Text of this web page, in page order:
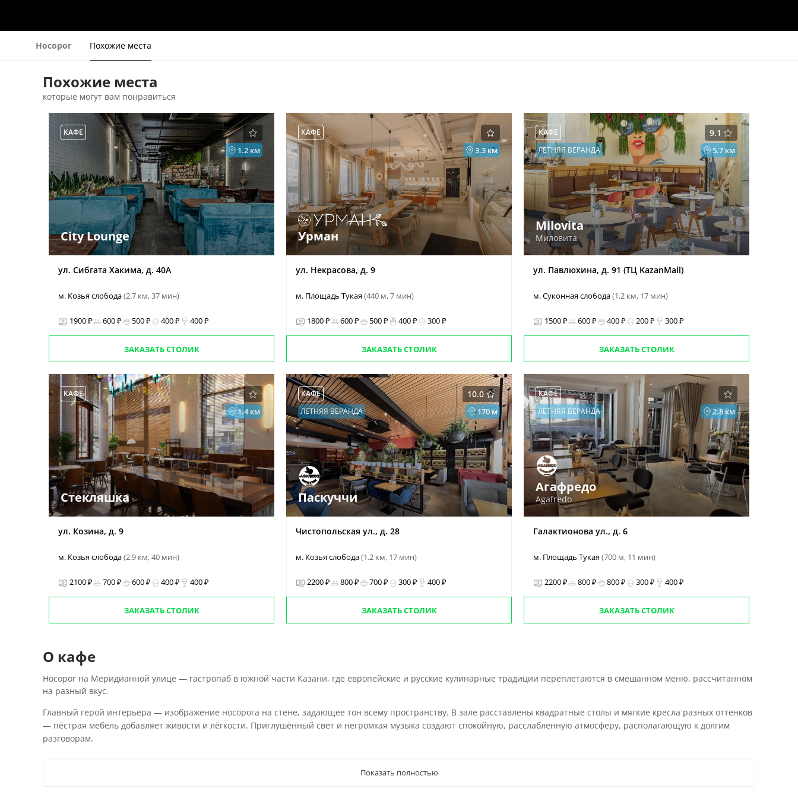
Носорог Похожие места
Похожие места
которые могут вам понравиться
КАФЕ
1.2 км
City Lounge
ул. Сибгата Хакима, д. 40А
м. Козья слобода(2.7 км, 37 мин)
1900 ₽ 600 ₽ 500 ₽ 400 ₽ 400 ₽
ЗАКАЗАТЬ СТОЛИК
КАФЕ
3.3 км
Урман
ул. Некрасова, д. 9
м. Площадь Тукая(440 м, 7 мин)
1800 ₽ 600 ₽ 500 ₽ 400 ₽ 300 ₽
ЗАКАЗАТЬ СТОЛИК
9.1
КАФЕ
5.7 км
ЛЕТНЯЯ ВЕРАНДА
Milovita
Миловита
ул. Павлюхина, д. 91 (ТЦ KazanMall)
м. Суконная слобода(1.2 км, 17 мин)
1500 ₽ 600 ₽ 400 ₽ 200 ₽ 300 ₽
ЗАКАЗАТЬ СТОЛИК
КАФЕ
1.4 км
Стекляшка
ул. Козина, д. 9
м. Козья слобода(2.9 км, 40 мин)
2100 ₽ 700 ₽ 600 ₽ 400 ₽ 400 ₽
ЗАКАЗАТЬ СТОЛИК
10.0
КАФЕ
170 м
ЛЕТНЯЯ ВЕРАНДА
Паскуччи
Чистопольская ул., д. 28
м. Козья слобода(1.2 км, 17 мин)
2200 ₽ 800 ₽ 700 ₽ 300 ₽ 400 ₽
ЗАКАЗАТЬ СТОЛИК
КАФЕ
2.8 км
ЛЕТНЯЯ ВЕРАНДА
Агафредо
Agafredo
Галактионова ул., д. 6
м. Площадь Тукая(700 м, 11 мин)
2200 ₽ 800 ₽ 800 ₽ 300 ₽ 400 ₽
ЗАКАЗАТЬ СТОЛИК
О кафе
Носорог на Меридианной улице — гастропаб в южной части Казани, где европейские и русские кулинарные традиции переплетаются в смешанном меню, рассчитанном
на разный вкус.
Главный герой интерьера — изображение носорога на стене, задающее тон всему пространству. В зале расставлены квадратные столы и мягкие кресла разных оттенков
— пёстрая мебель добавляет живости и лёгкости. Приглушённый свет и негромкая музыка создают спокойную, расслабленную атмосферу, располагающую к долгим
разговорам.
Показать полностью